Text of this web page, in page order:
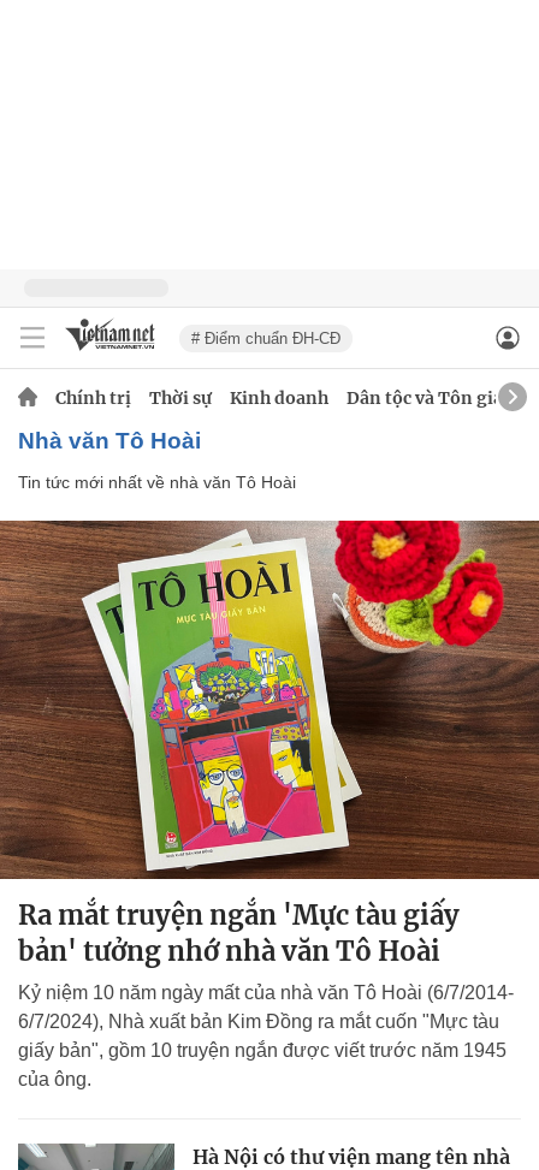
# Điểm chuẩn ĐH-CĐ
Chính trị Thời sự Kinh doanh Dân tộc và Tôn giáo
nhà văn Tô Hoài
Tin tức mới nhất về nhà văn Tô Hoài
Ra mắt truyện ngắn 'Mực tàu giấy
bản' tưởng nhớ nhà văn Tô Hoài
Kỷ niệm 10 năm ngày mất của nhà văn Tô Hoài (6/7/2014-
6/7/2024), Nhà xuất bản Kim Đồng ra mắt cuốn "Mực tàu
giấy bản", gồm 10 truyện ngắn được viết trước năm 1945
của ông.
Hà Nội có thư viện mang tên nhà